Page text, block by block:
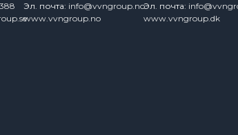
Эл. почта: info@vvngroup.no
www.vvngroup.no
Эл. почта:
www.vvngroup.dk